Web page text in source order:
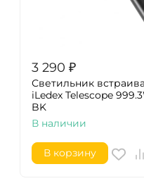
3 290 ₽
Светильник
iLedex Telescope
BK
В наличии
В корзину